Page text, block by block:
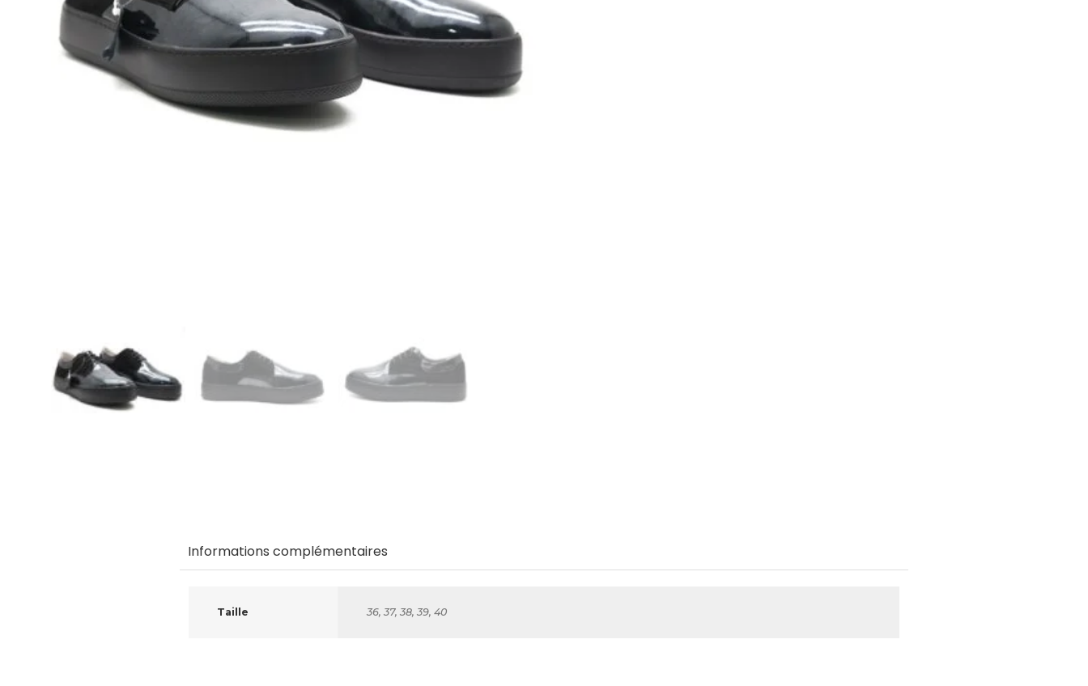
Informations complémentaires
Taille 36, 37, 38, 39, 40